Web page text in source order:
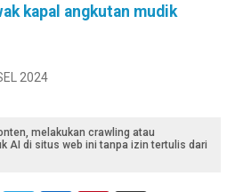
kapal angkutan mudik
2024
melakukan crawling atau
AI di situs web ini tanpa izin tertulis dari